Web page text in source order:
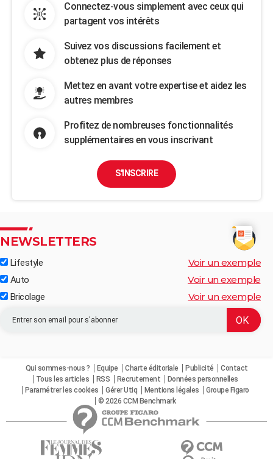
Connectez-vous simplement avec ceux qui
partagent vos intérêts
Suivez vos discussions facilement et
obtenez plus de réponses
Mettez en avant votre expertise et aidez les
autres membres
Profitez de nombreuses fonctionnalités
supplémentaires en vous inscrivant
S'INSCRIRE
NEWSLETTERS
Lifestyle Voir un exemple
Auto Voir un exemple
Bricolage Voir un exemple
Qui sommes-nous ? Equipe Charte éditoriale Publicité
Contact
Tous les articles
RSS Recrutement
Données personnelles
Paramétrer les cookies
Gérer Utiq Mentions légales
Groupe Figaro
© 2026 CCM Benchmark